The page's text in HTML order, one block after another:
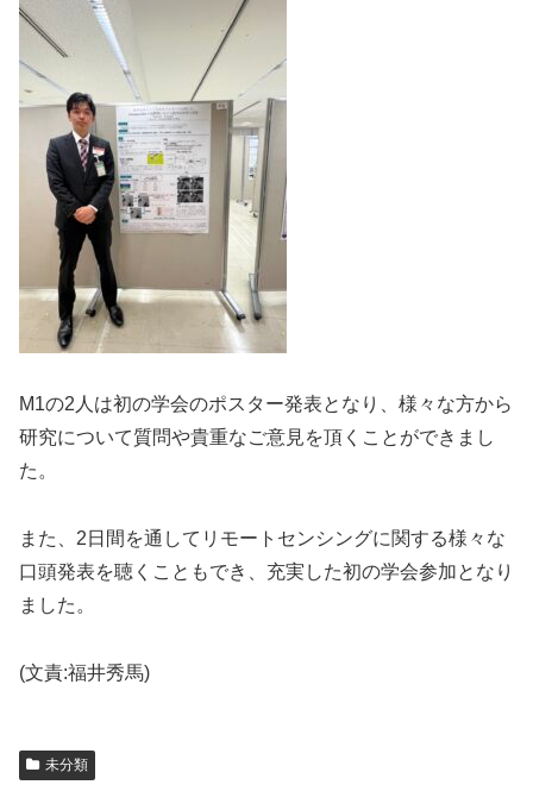
M1の2人は初の学会のポスター発表となり、様々な方から
研究について質問や貴重なご意見を頂くことができまし
た。
また、2日間を通してリモートセンシングに関する様々な
口頭発表を聴くこともでき、充実した初の学会参加となり
ました。
(文責:福井秀馬)
未分類